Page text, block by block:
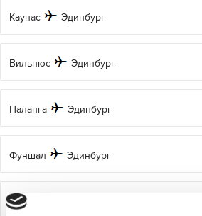
Каунас Эдинбург
Вильнюс Эдинбург
Паланга Эдинбург
Фуншал Эдинбург
Пальма